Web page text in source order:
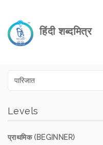
हिंदी शब्दमित्र
Levels
प्राथमिक (BEGINNER)